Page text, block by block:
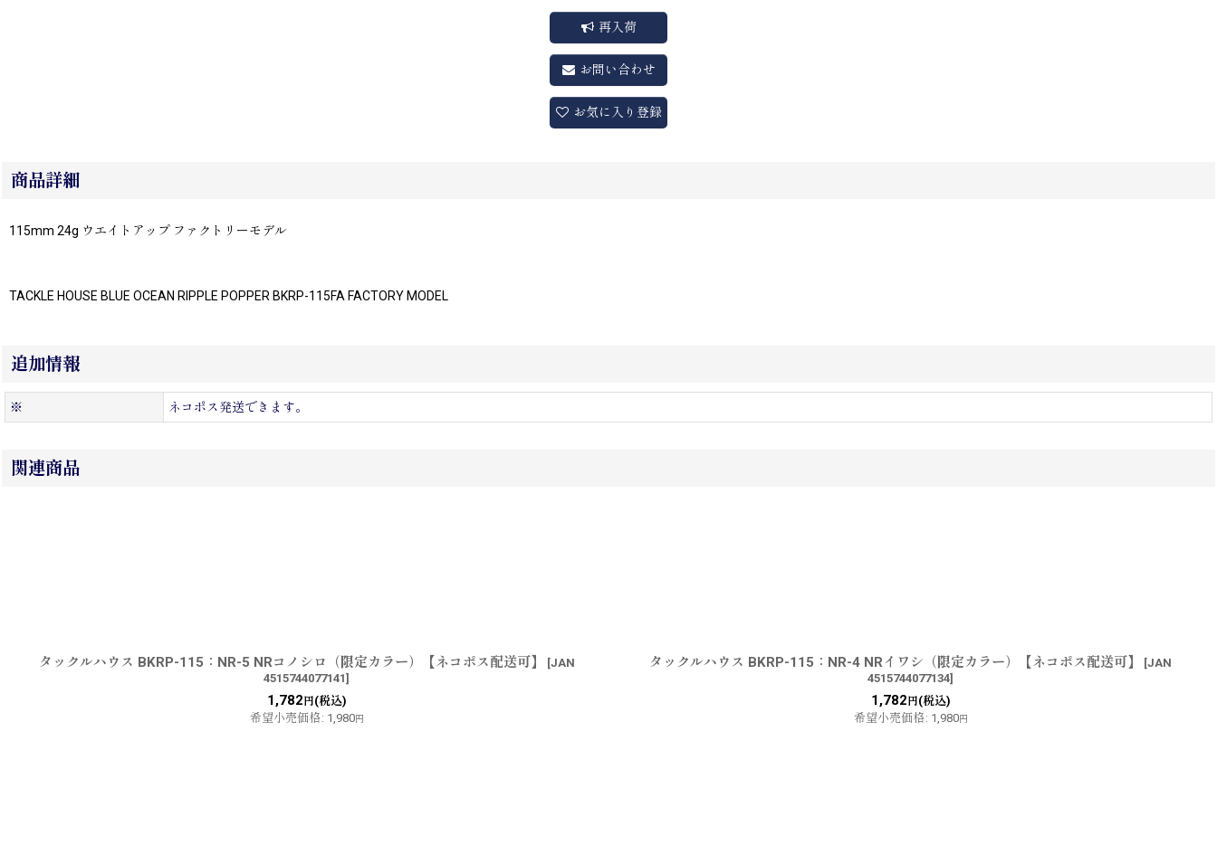
再入荷
お問い合わせ
お気に入り登録
商品詳細
115mm 24g ウエイトアップ ファクトリーモデル
TACKLE HOUSE BLUE OCEAN RIPPLE POPPER BKRP-115FA FACTORY MODEL
追加情報
※ ネコポス発送できます。
関連商品
タックルハウス BKRP-115：NR-5 NRコノシロ（限定カラー）【ネコポス配送可】 [JAN
4515744077141]
1,782 円(税込)
希望小売価格: 1,980円
タックルハウス BKRP-115：NR-4 NRイワシ（限定カラー）【ネコポス配送可】 [JAN
4515744077134]
1,782 円(税込)
希望小売価格: 1,980円